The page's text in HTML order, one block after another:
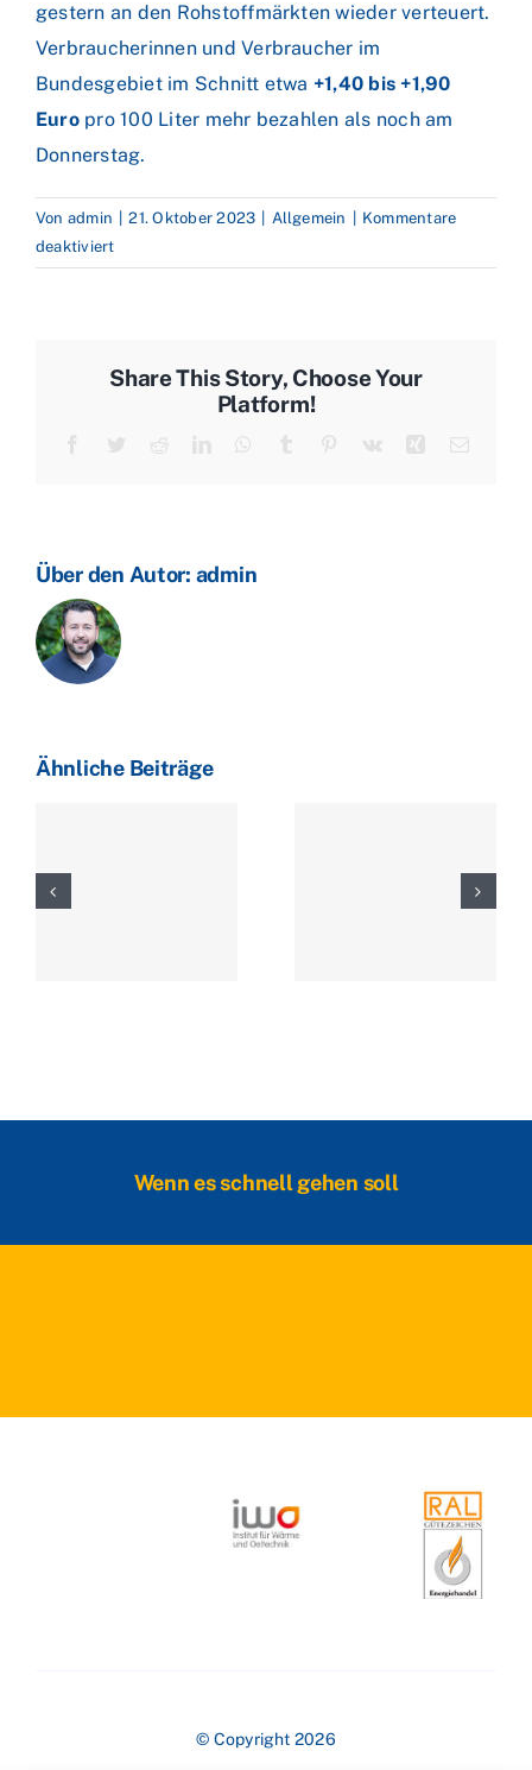
gestern an den Rohstoffmärkten wieder verteuert.
Verbraucherinnen und Verbraucher im
Bundesgebiet im Schnitt etwa +1,40 bis +1,90
Europro 100 Liter mehr bezahlen als noch am
Donnerstag.
Von admin 21. Oktober 2023 Allgemein
Kommentare
deaktiviertfür
Nach
die
an
Share This Story, Choose Your
Platform!
Über den Autor: admin
Ähnliche Beiträge
Wenn es schnell gehen soll
© Copyright 2026